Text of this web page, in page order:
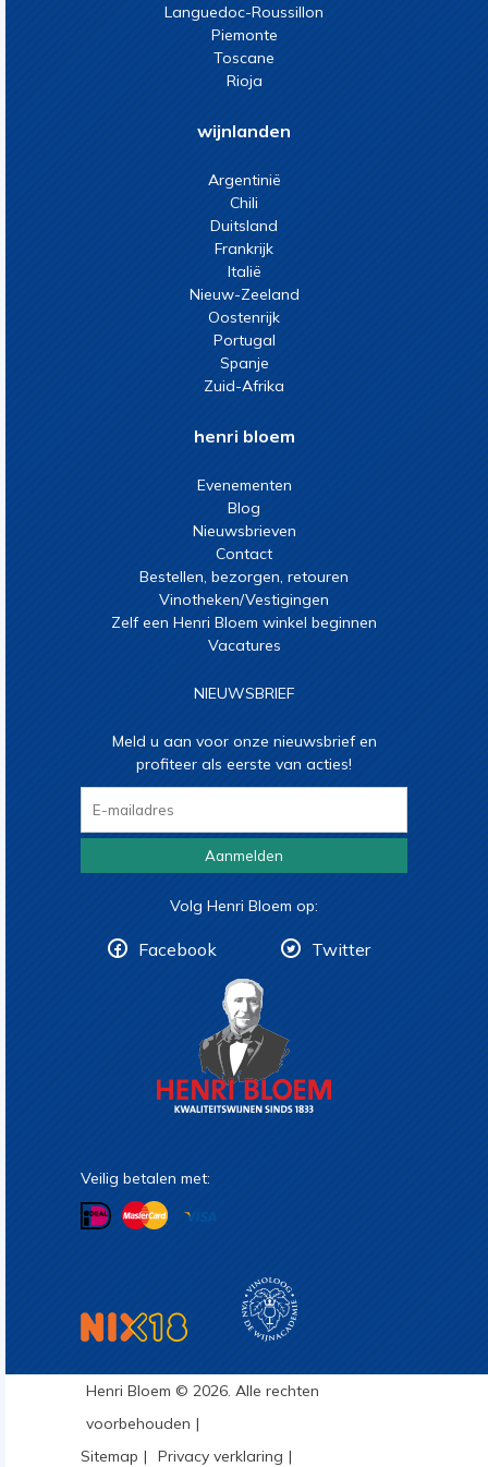
Languedoc-Roussillon
Piemonte
Toscane
Rioja
wijnlanden
Argentinië
Chili
Duitsland
Frankrijk
Italië
Nieuw-Zeeland
Oostenrijk
Portugal
Spanje
Zuid-Afrika
henri bloem
Evenementen
Blog
Nieuwsbrieven
Contact
Bestellen, bezorgen, retouren
Vinotheken/Vestigingen
Zelf een Henri Bloem winkel beginnen
Vacatures
NIEUWSBRIEF
Meld u aan voor onze nieuwsbrief en
profiteer als eerste van acties!
Aanmelden
Volg Henri Bloem op:
Facebook Twitter
Veilig betalen met:
Henri Bloem © 2026. Alle rechten
voorbehouden
Sitemap
Privacy verklaring